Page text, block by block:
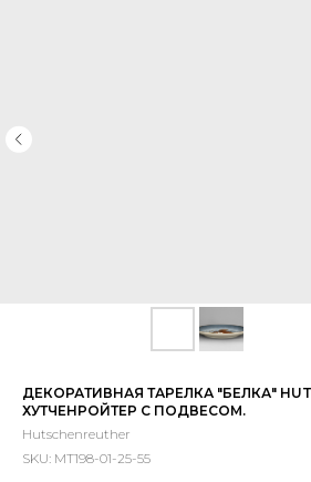
ДЕКОРАТИВНАЯ ТАРЕЛКА "БЕЛКА"
ХУТЧЕНРОЙТЕР С ПОДВЕСОМ.
Hutschenreuther
SKU: МТ198-01-25-55